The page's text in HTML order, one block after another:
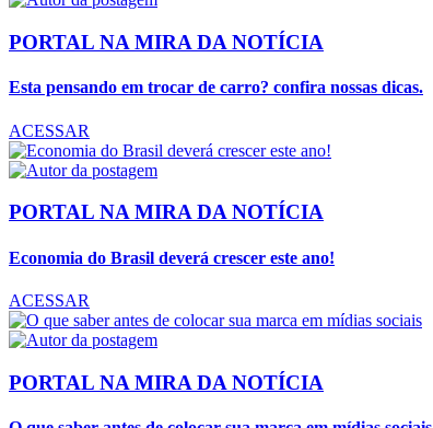
PORTAL NA MIRA DA NOTÍCIA
Esta pensando em trocar de carro? confira nossas dicas.
ACESSAR
PORTAL NA MIRA DA NOTÍCIA
Economia do Brasil deverá crescer este ano!
ACESSAR
PORTAL NA MIRA DA NOTÍCIA